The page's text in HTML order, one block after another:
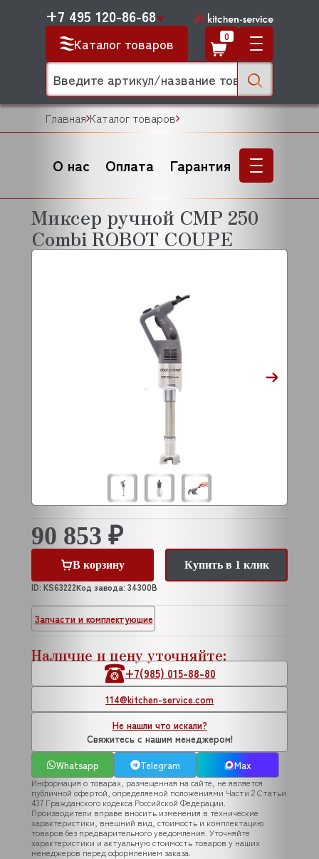
Каталог товаров
+7 495 120-86-68
0
Главная Каталог товаров
О нас Оплата Гарантия
Запчасти и комплектующие
Миксер ручной CMP 250
Combi ROBOT COUPE
90 853 ₽
В корзину
Купить в 1 клик
ID: KS63222Код завода: 34300B
Наличие и цену уточняйте:
+7(985) 015-88-80
114@kitchen-service.com
Не нашли что искали?
Свяжитесь с нашим менеджером!
Whatsapp
Telegram Max
Информация о товарах, размещенная на сайте, не является
публичной офертой, определяемой положениями Части 2 Статьи
437 Гражданского кодекса Российской Федерации.
Производители вправе вносить изменения в технические
характеристики, внешний вид, стоимость и комплектацию
товаров без предварительного уведомления. Уточняйте
характеристики и актуальную стоимость товаров у наших
менеджеров перед оформлением заказа.